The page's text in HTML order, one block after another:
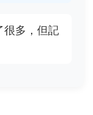
很多，但記